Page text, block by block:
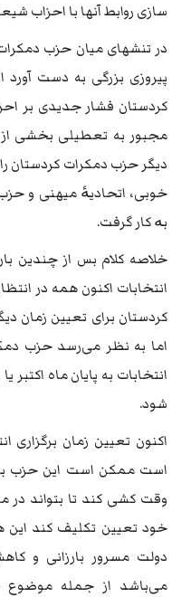
سازی روابط آنها با احزاب
در تنشهای میان حزب دمکرات
پیروزی بزرگی به دست
کردستان فشار جدیدی بر
مجبور به تعطیلی بخشی
دیگر حزب دمکرات کردستان
خوبی، اتحادیۀ میهنی و
بە کار گرفت.
خلاصه کلام بس از چندین
انتخابات اکنون همه در
کردستان برای تعیین زمان
اما به نظر می‌رسد حزب
انتخابات به پایان ماه اکتبر
شود.
اکنون تعیین زمان برگزاری
است ممکن است این حزب
وقت کشی کند تا بتواند در
خود تعیین تکلیف کند این
دولت مسرور بارزانی و
می‌باشد از جمله موضوع